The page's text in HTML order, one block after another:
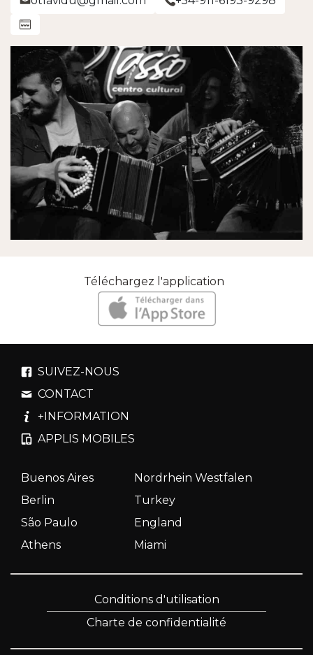
Téléchargez l'application
SUIVEZ-NOUS
CONTACT
+INFORMATION
APPLIS MOBILES
Buenos Aires
Nordrhein Westfalen
Berlin
Turkey
São Paulo
England
Athens
Miami
Conditions d'utilisation
Charte de confidentialité